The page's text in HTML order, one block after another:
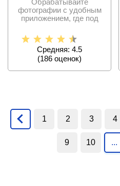
Обрабатывайте
фотографии с удобным
приложением, где под
Средняя: 4.5
(186 оценок)
1 2 3 4
9 10 ...